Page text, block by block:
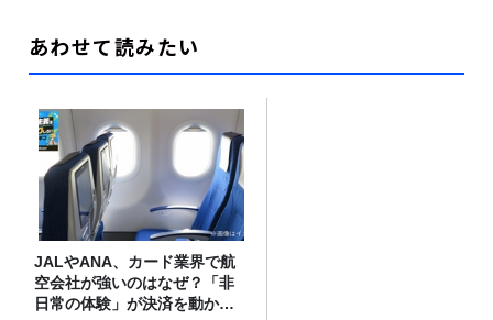
あわせて読みたい
JALやANA、カード業界で航
空会社が強いのはなぜ？「非
日常の体験」が決済を動かす